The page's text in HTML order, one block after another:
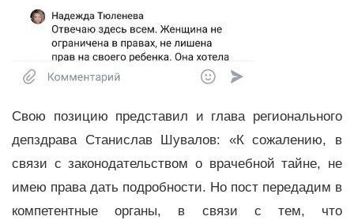
Свою позицию представил и глава регионального
депздрава Станислав Шувалов: «К сожалению, в
связи с законодательством о врачебной тайне, не
имею права дать подробности. Но пост передадим в
компетентные органы, в связи с тем, что